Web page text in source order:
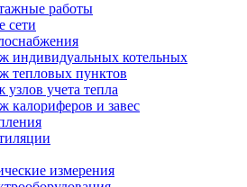
работы
сети
индивидуальных котельных
тепловых пунктов
узлов учета тепла
калориферов и завес
измерения